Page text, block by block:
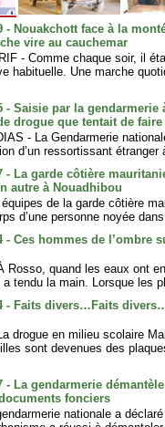
- Nouakchott face à la
vire au cauchemar
- Comme chaque soir, il
habituelle. Une marche
- Saisie par la gendarmerie
drogue que tentait de
- La Gendarmerie
d’un ressortissant étranger
- La garde côtière
autre à Nouadhibou
de la garde côtière
d’une personne noyée
- Ces hommes de l’ombre
Rosso, quand les eaux ont
a tendu la main. Lorsque les
- Faits divers…Faits
drogue en milieu scolaire
sont devenues des
- La gendarmerie
fonciers
nationale a